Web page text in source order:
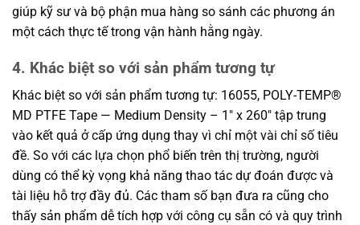
giúp kỹ sư và bộ phận mua hàng so sánh các phương án
một cách thực tế trong vận hành hằng ngày.
4. Khác biệt so với sản phẩm tương tự
Khác biệt so với sản phẩm tương tự: 16055, POLY-TEMP®
MD PTFE Tape — Medium Density – 1″ x 260″ tập trung
vào kết quả ở cấp ứng dụng thay vì chỉ một vài chỉ số tiêu
đề. So với các lựa chọn phổ biến trên thị trường, người
dùng có thể kỳ vọng khả năng thao tác dự đoán được và
tài liệu hỗ trợ đầy đủ. Các tham số bạn đưa ra cũng cho
thấy sản phẩm dễ tích hợp với công cụ sẵn có và quy trình